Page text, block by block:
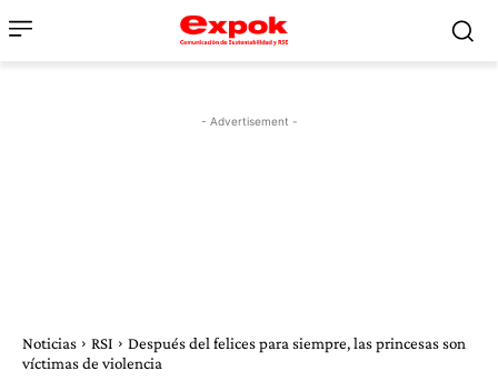
- Advertisement -
Noticias RSI
Después del felices para siempre, las princesas son
víctimas de violencia